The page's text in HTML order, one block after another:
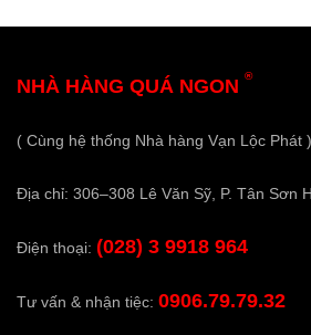
NHÀ HÀNG QUÁ NGON ®
( Cùng hệ thống Nhà hàng Vạn Lộc Phát )
Địa chỉ: 306–308 Lê Văn Sỹ, P. Tân Sơn
Điện thoại: (028) 3 9918 964
Tư vấn & nhận tiệc: 0906.79.79.32